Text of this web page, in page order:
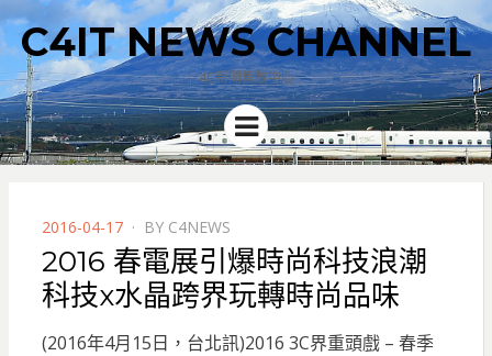
C4IT NEWS CHANNEL
4C新聞集散中心
Menu
POSTED
ON
2016-04-17 BY C4NEWS
2016 春電展引爆時尚科技浪潮
科技x水晶跨界玩轉時尚品味
(2016年4月15日，台北訊)2016 3C界重頭戲 – 春季